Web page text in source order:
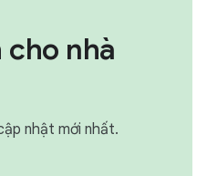
cho nhà
nhật mới nhất.